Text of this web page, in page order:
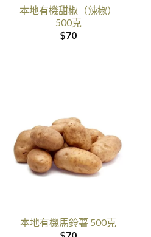
本地有機甜椒（辣椒）
500克
$70
本地有機馬鈴薯 500克